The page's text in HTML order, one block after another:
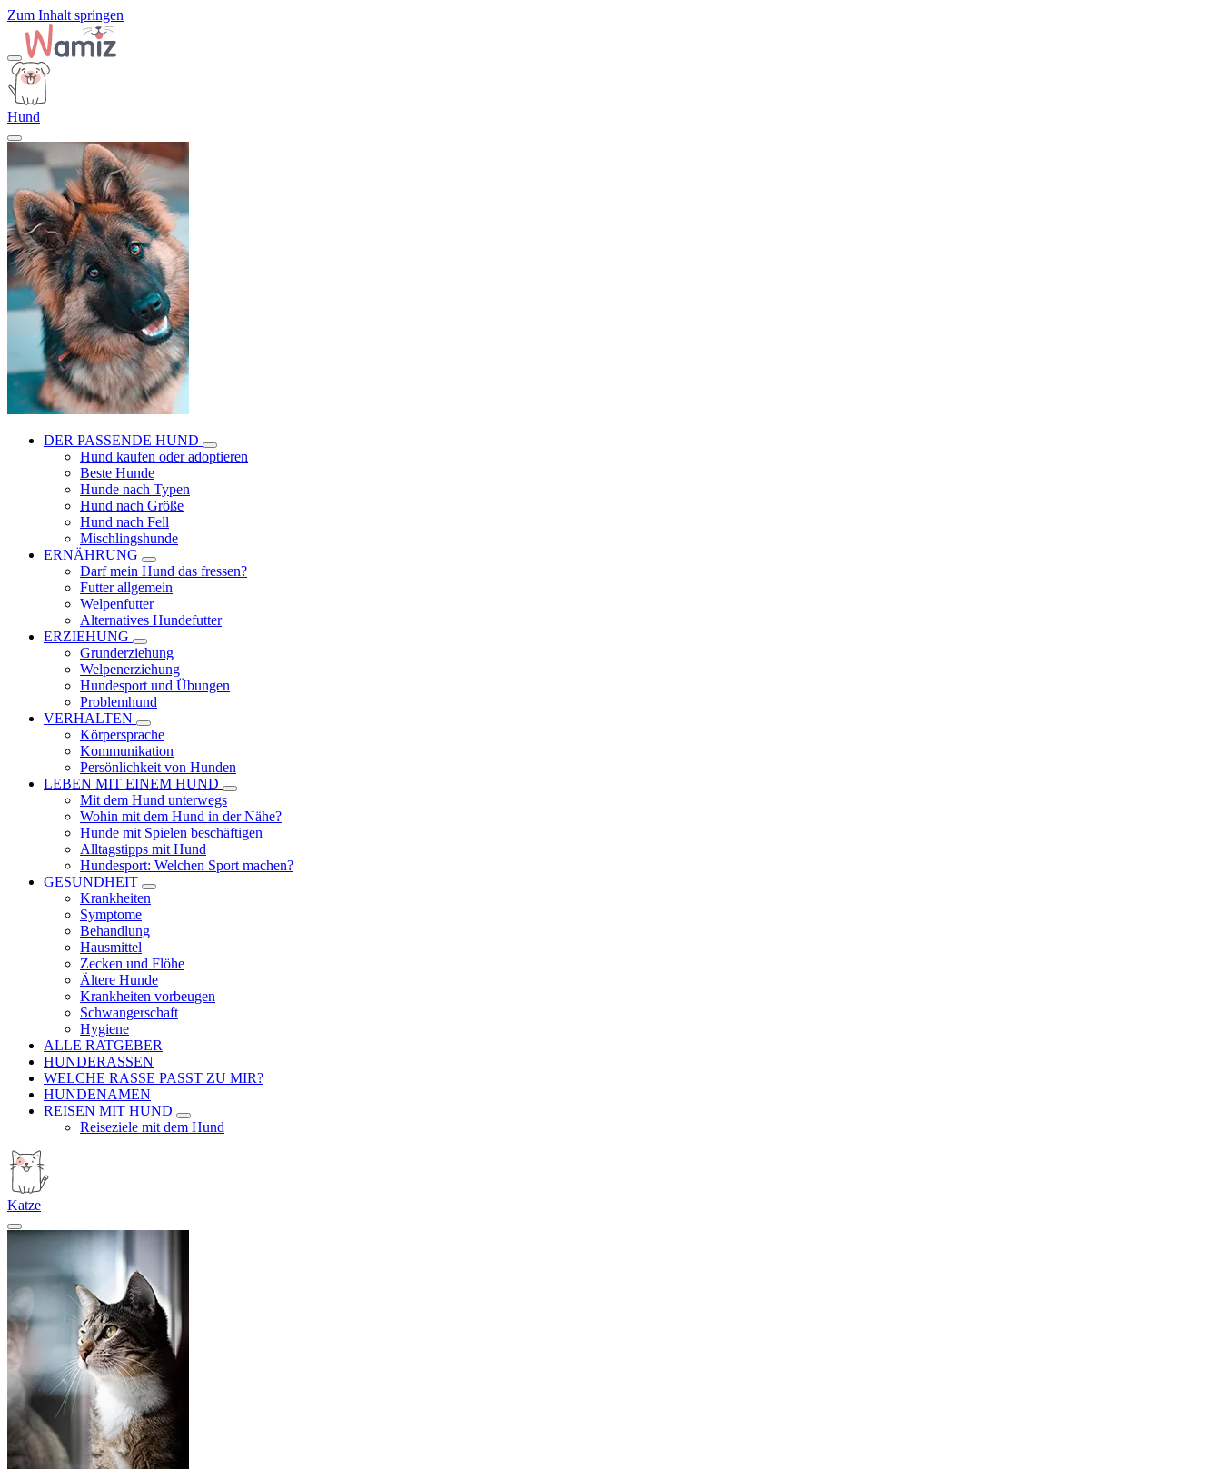
Zum Inhalt springen
Hund
DER PASSENDE HUND
Hund kaufen oder adoptieren
Beste Hunde
Hunde nach Typen
Hund nach Größe
Hund nach Fell
Mischlingshunde
ERNÄHRUNG
Darf mein Hund das fressen?
Futter allgemein
Welpenfutter
Alternatives Hundefutter
ERZIEHUNG
Grunderziehung
Welpenerziehung
Hundesport und Übungen
Problemhund
VERHALTEN
Körpersprache
Kommunikation
Persönlichkeit von Hunden
LEBEN MIT EINEM HUND
Mit dem Hund unterwegs
Wohin mit dem Hund in der Nähe?
Hunde mit Spielen beschäftigen
Alltagstipps mit Hund
Hundesport: Welchen Sport machen?
GESUNDHEIT
Krankheiten
Symptome
Behandlung
Hausmittel
Zecken und Flöhe
Ältere Hunde
Krankheiten vorbeugen
Schwangerschaft
Hygiene
ALLE RATGEBER
HUNDERASSEN
WELCHE RASSE PASST ZU MIR?
HUNDENAMEN
REISEN MIT HUND
Reiseziele mit dem Hund
Katze